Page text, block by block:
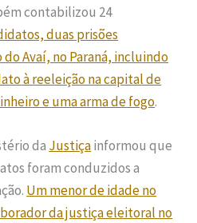
contabilizou 24
duas prisões
Avaí, no Paraná, incluindo
à reeleição na capital de
e uma arma de fogo.
da Justiçainformou que
foram conduzidos a
Um menor de idade no
da justiça eleitoral no